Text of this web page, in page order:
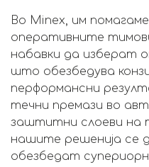
Во Minex, им
оперативните
набавки да изберат
што обезбедува
перформансни
течни премази во
заштитни слоеви на
нашите решенија се
обезбедат